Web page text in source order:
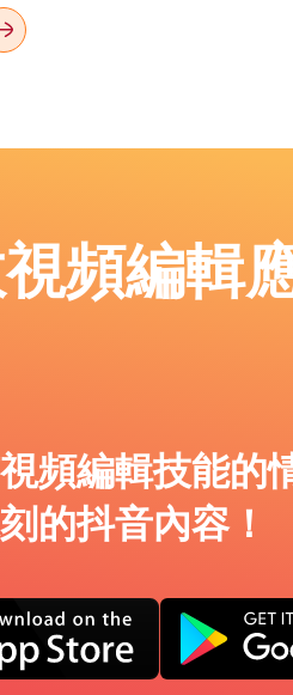
頻編輯
頻編輯技能的
的抖音內容！